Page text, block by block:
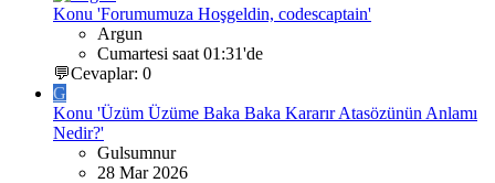
Konu 'Forumumuza Hoşgeldin, codescaptain'
Argun
Cumartesi saat 01:31'de
💬Cevaplar: 0
G
Konu 'Üzüm Üzüme Baka Baka Kararır Atasözünün Anlamı
Nedir?'
Gulsumnur
28 Mar 2026